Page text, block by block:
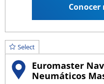
Conocer
Select
Euromaster
Neumáticos